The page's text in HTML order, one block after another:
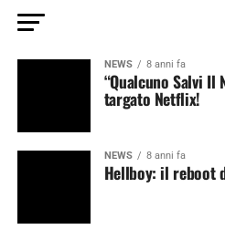
NEWS 8 anni fa
“Qualcuno Salvi
targato Netflix!
NEWS 8 anni fa
Hellboy: il reboot